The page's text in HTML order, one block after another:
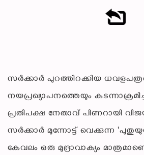
സർക്കാർ പുറത്തിറക്കിയ
നയപ്രഖ്യാപനത്തെയും
പ്രതിപക്ഷ നേതാവ് പിണറായി
സർക്കാർ മുന്നോട്ട് വെക്കുന്ന
കേവലം ഒരു മുദ്രാവാക്യം